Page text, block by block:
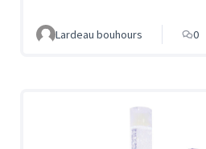
Lardeau bouhours 0